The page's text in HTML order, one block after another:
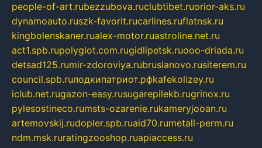
people-of-art.rubezzubova.ruclubtibet.ruorior-aks.ru
dynamoauto.ruszk-favorit.rucarlines.ruflatnsk.ru
kingbolenskaner.rualex-motor.ruastroline.net.ru
act1.spb.rupolyglot.com.rugidlipetsk.ruooo-driada.ru
detsad125.rumir-zdoroviya.rubruslanovo.rusiterem.ru
council.spb.ruлодкипатриот.рфkafekolizey.ru
iclub.net.rugazon-easy.rusugarepilekb.rugrinox.ru
pylesostineco.rumsts-ozarenie.rukameryjooan.ru
artemovskij.rudopler.spb.ruaid70.rumetall-perm.ru
ndm.msk.ruratingzooshop.ruapiaccess.ru